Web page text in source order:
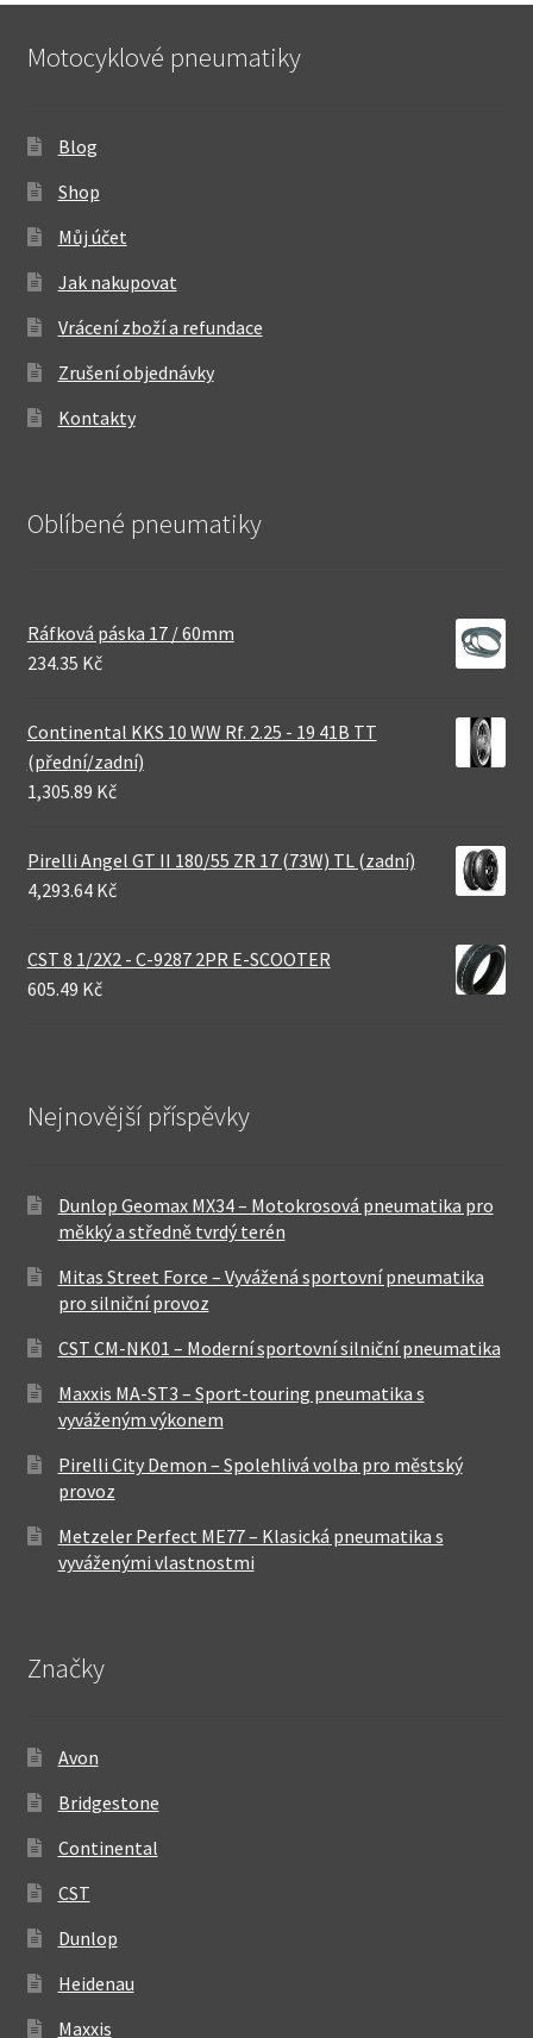
Motocyklové pneumatiky
Blog
Shop
Můj účet
Jak nakupovat
Vrácení zboží a refundace
Zrušení objednávky
Kontakty
Oblíbené pneumatiky
Ráfková páska 17 / 60mm
234.35 Kč
Continental KKS 10 WW Rf. 2.25 - 19 41B TT
(přední/zadní)
1,305.89 Kč
Pirelli Angel GT II 180/55 ZR 17 (73W) TL (zadní)
4,293.64 Kč
CST 8 1/2X2 - C-9287 2PR E-SCOOTER
605.49 Kč
Nejnovější příspěvky
Dunlop Geomax MX34 – Motokrosová pneumatika pro
měkký a středně tvrdý terén
Mitas Street Force – Vyvážená sportovní pneumatika
pro silniční provoz
CST CM-NK01 – Moderní sportovní silniční pneumatika
Maxxis MA-ST3 – Sport-touring pneumatika s
vyváženým výkonem
Pirelli City Demon – Spolehlivá volba pro městský
provoz
Metzeler Perfect ME77 – Klasická pneumatika s
vyváženými vlastnostmi
Značky
Avon
Bridgestone
Continental
CST
Dunlop
Heidenau
Maxxis